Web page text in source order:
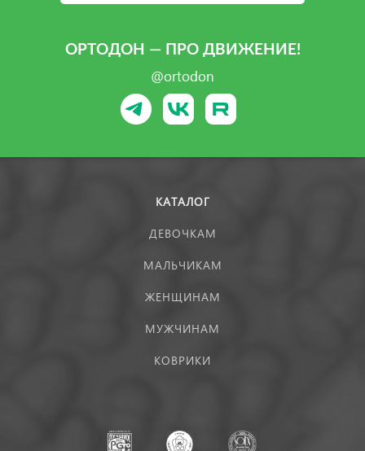
ОРТОДОН — ПРО ДВИЖЕНИЕ!
@ortodon
КАТАЛОГ
ДЕВОЧКАМ
МАЛЬЧИКАМ
ЖЕНЩИНАМ
МУЖЧИНАМ
КОВРИКИ